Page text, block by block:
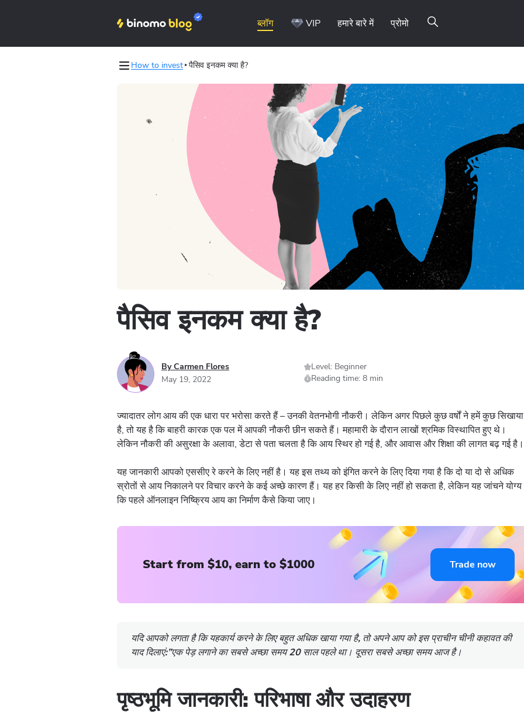
ब्लॉग VIP हमारे बारे में प्रोमो
How to invest पैसिव इनकम क्या है?
पैसिव इनकम क्या है?
By Carmen Flores
May 19, 2022
Level: Beginner
Reading time: 8 min
ज्यादातर लोग आय की एक धारा पर भरोसा करते हैं – उनकी वेतनभोगी नौकरी। लेकिन अगर पिछले कुछ वर्षों ने हमें कुछ सिखाया
है, तो यह है कि बाहरी कारक एक पल में आपकी नौकरी छीन सकते हैं। महामारी के दौरान लाखों श्रमिक विस्थापित हुए थे।
लेकिन नौकरी की असुरक्षा के अलावा, डेटा से पता चलता है कि आय स्थिर हो गई है, और आवास और शिक्षा की लागत बढ़ गई
यह जानकारी आपको एससीए रे करने के लिए नहीं है। यह इस तथ्य को इंगित करने के लिए दिया गया है कि दो या दो से अधिक
स्रोतों से आय निकालने पर विचार करने के कई अच्छे कारण हैं। यह हर किसी के लिए नहीं हो सकता है, लेकिन यह जांचने योग्य
कि पहले ऑनलाइन निष्क्रिय आय का निर्माण कैसे किया जाए।
Start from $10, earn to $1000 Trade now
यदि आपको लगता है कि यहकार्य करने के लिए बहुत अधिक खाया गया है, तो अपने आप को इस प्राचीन चीनी कहावत की
याद दिलाएं:”एक पेड़ लगाने का सबसे अच्छा समय 20 साल पहले था। दूसरा सबसे अच्छा समय आज है।
पृष्ठभूमि जानकारी: परिभाषा और उदाहरण